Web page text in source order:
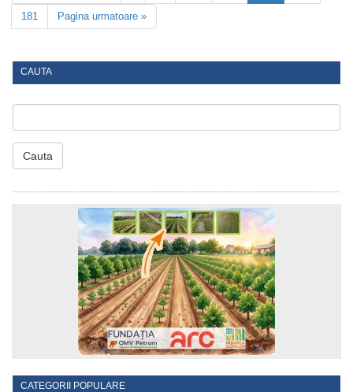
181 Pagina urmatoare »
CAUTA
Cauta
CATEGORII POPULARE